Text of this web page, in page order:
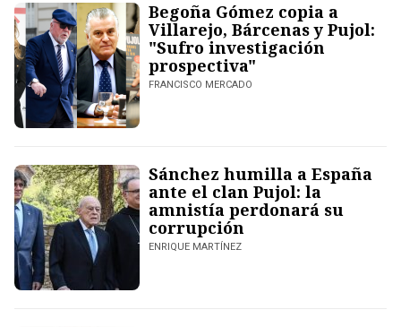
Begoña Gómez copia a
Villarejo, Bárcenas y Pujol:
"Sufro investigación
prospectiva"
FRANCISCO MERCADO
Sánchez humilla a España
ante el clan Pujol: la
amnistía perdonará su
corrupción
ENRIQUE MARTÍNEZ